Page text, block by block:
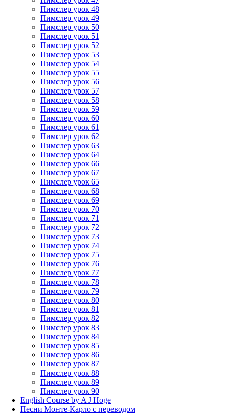
Пимслер урок 48
Пимслер урок 49
Пимслер урок 50
Пимслер урок 51
Пимслер урок 52
Пимслер урок 53
Пимслер урок 54
Пимслер урок 55
Пимслер урок 56
Пимслер урок 57
Пимслер урок 58
Пимслер урок 59
Пимслер урок 60
Пимслер урок 61
Пимслер урок 62
Пимслер урок 63
Пимслер урок 64
Пимслер урок 66
Пимслер урок 67
Пимслер урок 65
Пимслер урок 68
Пимслер урок 69
Пимслер урок 70
Пимслер урок 71
Пимслер урок 72
Пимслер урок 73
Пимслер урок 74
Пимслер урок 75
Пимслер урок 76
Пимслер урок 77
Пимслер урок 78
Пимслер урок 79
Пимслер урок 80
Пимслер урок 81
Пимслер урок 82
Пимслер урок 83
Пимслер урок 84
Пимслер урок 85
Пимслер урок 86
Пимслер урок 87
Пимслер урок 88
Пимслер урок 89
Пимслер урок 90
English Course by A J Hoge
Песни Монте-Карло с переводом